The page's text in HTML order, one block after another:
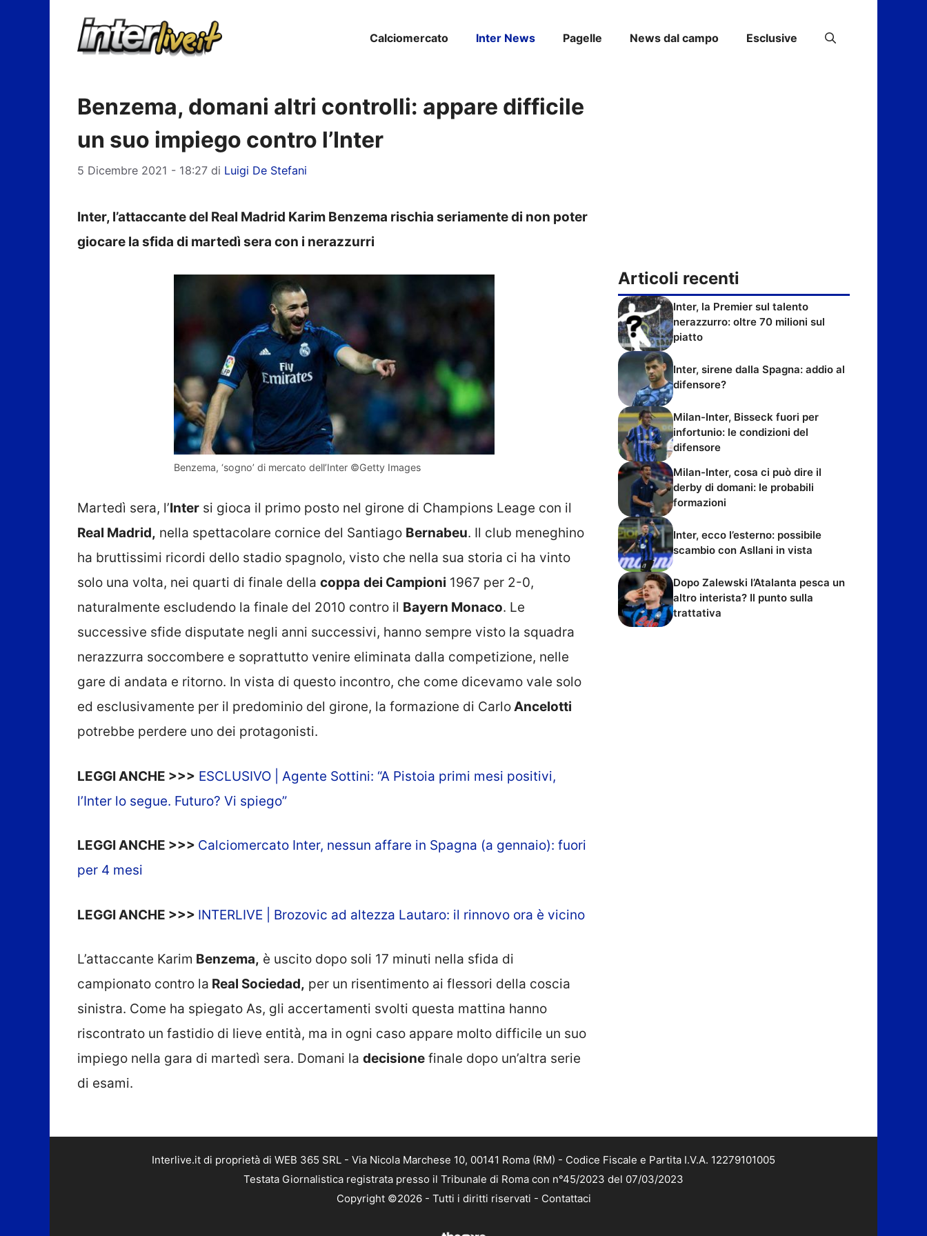
Calciomercato Inter News Pagelle News dal campo Esclusive
Benzema, domani altri controlli: appare difficile
un suo impiego contro l’Inter
5 Dicembre 2021 - 18:27 di Luigi De Stefani
Inter, l’attaccante del Real Madrid Karim Benzema rischia seriamente di non poter
giocare la sfida di martedì sera con i nerazzurri
Benzema, ‘sogno’ di mercato dell’Inter ©Getty Images
Martedì sera, l’Inter si gioca il primo posto nel girone di Champions Leage con il
Real Madrid, nella spettacolare cornice del Santiago Bernabeu. Il club meneghino
ha bruttissimi ricordi dello stadio spagnolo, visto che nella sua storia ci ha vinto
solo una volta, nei quarti di finale della coppa dei Campioni 1967 per 2-0,
naturalmente escludendo la finale del 2010 contro il Bayern Monaco. Le
successive sfide disputate negli anni successivi, hanno sempre visto la squadra
nerazzurra soccombere e soprattutto venire eliminata dalla competizione, nelle
gare di andata e ritorno. In vista di questo incontro, che come dicevamo vale solo
ed esclusivamente per il predominio del girone, la formazione di CarloAncelotti
potrebbe perdere uno dei protagonisti.
LEGGI ANCHE >>> ESCLUSIVO | Agente Sottini: “A Pistoia primi mesi positivi,
l’Inter lo segue. Futuro? Vi spiego”
LEGGI ANCHE >>> Calciomercato Inter, nessun affare in Spagna (a gennaio): fuori
per 4 mesi
LEGGI ANCHE >>> INTERLIVE | Brozovic ad altezza Lautaro: il rinnovo ora è vicino
L’attaccante Karim Benzema, è uscito dopo soli 17 minuti nella sfida di
campionato contro la Real Sociedad, per un risentimento ai flessori della coscia
sinistra. Come ha spiegato As, gli accertamenti svolti questa mattina hanno
riscontrato un fastidio di lieve entità, ma in ogni caso appare molto difficile un suo
impiego nella gara di martedì sera. Domani la decisione finale dopo un’altra serie
di esami.
Articoli recenti
Inter, la Premier sul talento
nerazzurro: oltre 70 milioni sul
piatto
Inter, sirene dalla Spagna: addio al
difensore?
Milan-Inter, Bisseck fuori per
infortunio: le condizioni del
difensore
Milan-Inter, cosa ci può dire il
derby di domani: le probabili
formazioni
Inter, ecco l’esterno: possibile
scambio con Asllani in vista
Dopo Zalewski l’Atalanta pesca un
altro interista? Il punto sulla
trattativa
Interlive.it di proprietà di WEB 365 SRL - Via Nicola Marchese 10, 00141 Roma (RM) - Codice Fiscale e Partita I.V.A. 12279101005
Testata Giornalistica registrata presso il Tribunale di Roma con n°45/2023 del 07/03/2023
Copyright ©2026 - Tutti i diritti riservati - Contattaci